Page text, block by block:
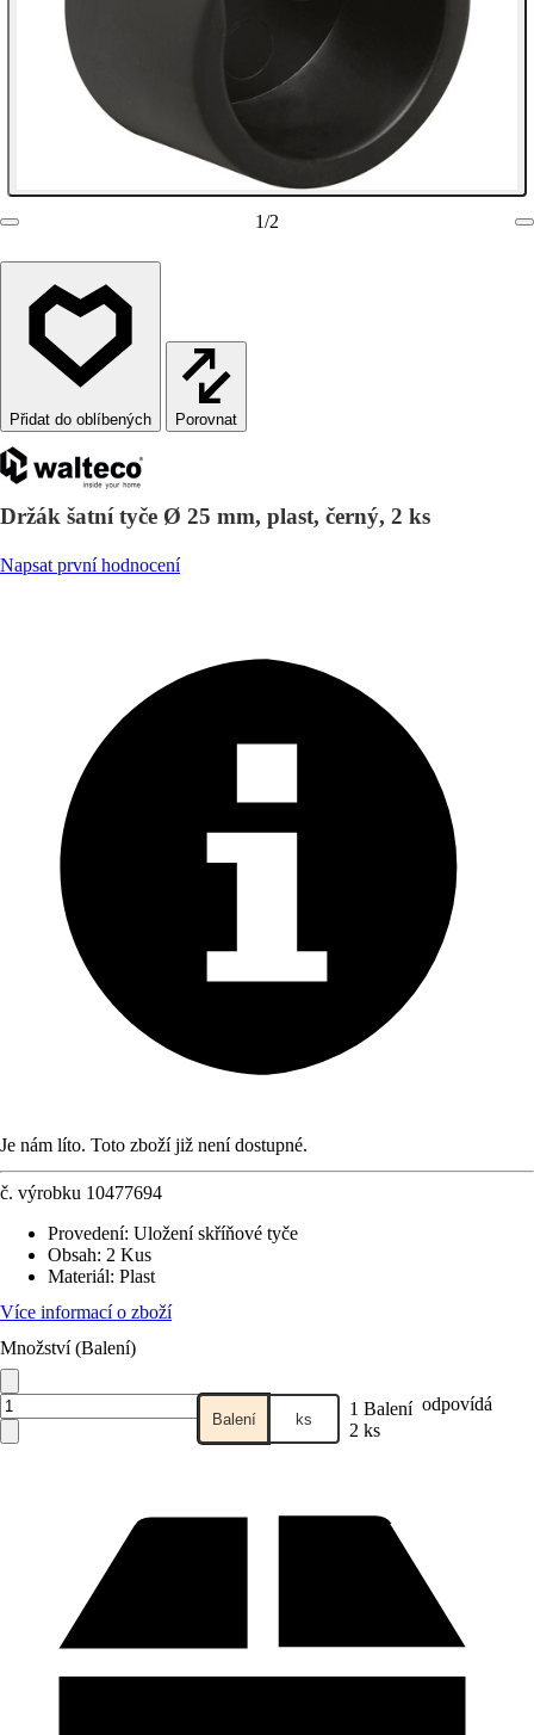
1/2
Porovnat
Držák šatní tyče Ø 25 mm, plast, černý, 2 ks
Napsat první hodnocení
Je nám líto. Toto zboží již není dostupné.
č. výrobku 10477694
Provedení: Uložení skříňové tyče
Obsah: 2 Kus
Materiál: Plast
Více informací o zboží
Množství (Balení)
Balení ks 1 Balení odpovídá
2 ks